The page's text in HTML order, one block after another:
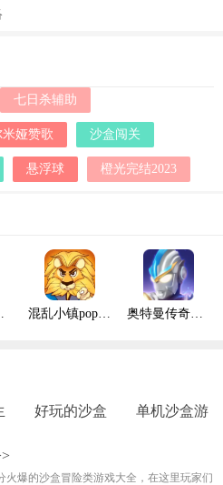
七日杀辅助
米娅赞歌 沙盒闯关
悬浮球 橙光完结2023
混乱小镇popuv游戏 奥特曼传奇英雄叶烸原创4399最新版
好玩的沙盒 单机沙盒游
火爆的沙盒冒险类游戏大全，在这里玩家们